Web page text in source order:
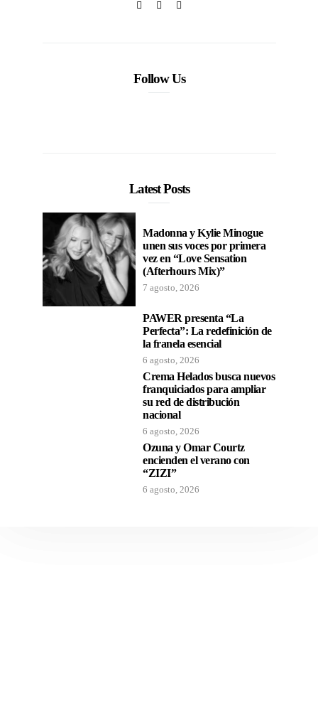
Follow Us
Latest Posts
Madonna y Kylie Minogue
unen sus voces por primera
vez en “Love Sensation
(Afterhours Mix)”
7 agosto, 2026
PAWER presenta “La
Perfecta”: La redefinición de
la franela esencial
6 agosto, 2026
Crema Helados busca nuevos
franquiciados para ampliar
su red de distribución
nacional
6 agosto, 2026
Ozuna y Omar Courtz
encienden el verano con
“ZIZI”
6 agosto, 2026